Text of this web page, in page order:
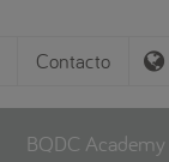
Contacto
BQDC Academy